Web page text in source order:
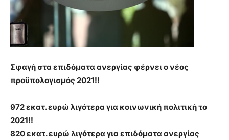
Σφαγή στα επιδόματα ανεργίας φέρνει ο νέος
προϋπολογισμός 2021!!
972 εκατ. ευρώ λιγότερα για κοινωνική πολιτική το
2021!!
820 εκατ. ευρώ λιγότερα για επιδόματα ανεργίας